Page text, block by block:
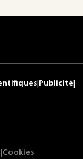
Publicité
Cookies